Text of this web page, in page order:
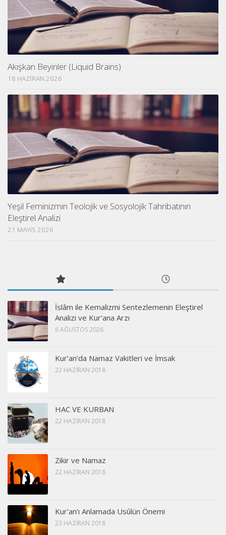
Akışkan Beyinler (Liquid Brains)
18 HAZIRAN 2026
Yeşil Feminizmin Teolojik ve Sosyolojik Tahribatının
Eleştirel Analizi
21 MAYIS 2026
İslâm ile Kemalizmi Sentezlemenin Eleştirel
Analizi ve Kur’ana Arzı
6 AĞUSTOS 2026
Kur’an’da Namaz Vakitleri ve İmsak
22 HAZIRAN 2018
HAC VE KURBAN
22 HAZIRAN 2018
Zikir ve Namaz
22 HAZIRAN 2018
Kur’an’ı Anlamada Usûlün Önemi
23 HAZIRAN 2018